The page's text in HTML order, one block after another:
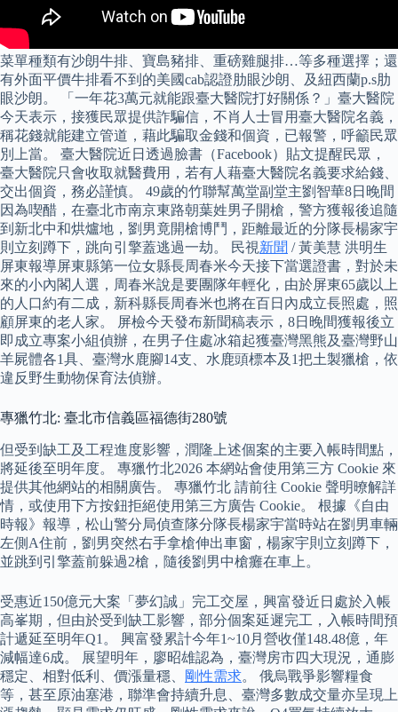
菜單種類有沙朗牛排、寶島豬排、重磅雞腿排…等多種選擇；還
有外面平價牛排看不到的美國cab認證肋眼沙朗、及紐西蘭p.s肋
眼沙朗。 「一年花3萬元就能跟臺大醫院打好關係？」臺大醫院
今天表示，接獲民眾提供詐騙信，不肖人士冒用臺大醫院名義，
稱花錢就能建立管道，藉此騙取金錢和個資，已報警，呼籲民眾
別上當。 臺大醫院近日透過臉書（Facebook）貼文提醒民眾，
臺大醫院只會收取就醫費用，若有人藉臺大醫院名義要求給錢、
交出個資，務必謹慎。 49歲的竹聯幫萬堂副堂主劉智華8日晚間
因為喫醋，在臺北市南京東路朝葉姓男子開槍，警方獲報後追隨
到新北中和烘爐地，劉男竟開槍博鬥，距離最近的分隊長楊家宇
則立刻蹲下，跳向引擎蓋逃過一劫。 民視新聞 / 黃美慧 洪明生
屏東報導屏東縣第一位女縣長周春米今天接下當選證書，對於未
來的小內閣人選，周春米說是要團隊年輕化，由於屏東65歲以上
的人口約有二成，新科縣長周春米也將在百日內成立長照處，照
顧屏東的老人家。 屏檢今天發布新聞稿表示，8日晚間獲報後立
即成立專案小組偵辦，在男子住處冰箱起獲臺灣黑熊及臺灣野山
羊屍體各1具、臺灣水鹿腳14支、水鹿頭標本及1把土製獵槍，依
違反野生動物保育法偵辦。
專獵竹北: 臺北市信義區福德街280號
但受到缺工及工程進度影響，潤隆上述個案的主要入帳時間點，
將延後至明年度。 專獵竹北2026 本網站會使用第三方 Cookie 來
提供其他網站的相關廣告。 專獵竹北 請前往 Cookie 聲明暸解詳
情，或使用下方按鈕拒絕使用第三方廣告 Cookie。 根據《自由
時報》報導，松山警分局偵查隊分隊長楊家宇當時站在劉男車輛
左側A住前，劉男突然右手拿槍伸出車窗，楊家宇則立刻蹲下，
並跳到引擎蓋前躲過2槍，隨後劉男中槍癱在車上。
受惠近150億元大案「夢幻誠」完工交屋，興富發近日處於入帳
高峯期，但由於受到缺工影響，部分個案延遲完工，入帳時間預
計遞延至明年Q1。 興富發累計今年1~10月營收僅148.48億，年
減幅達6成。 展望明年，廖昭雄認為，臺灣房市四大現況，通膨
穩定、相對低利、價漲量穩、
剛性需求。 俄烏戰爭影響糧食
等，甚至原油塞港，聯準會持續升息、臺灣多數成交量亦呈現上